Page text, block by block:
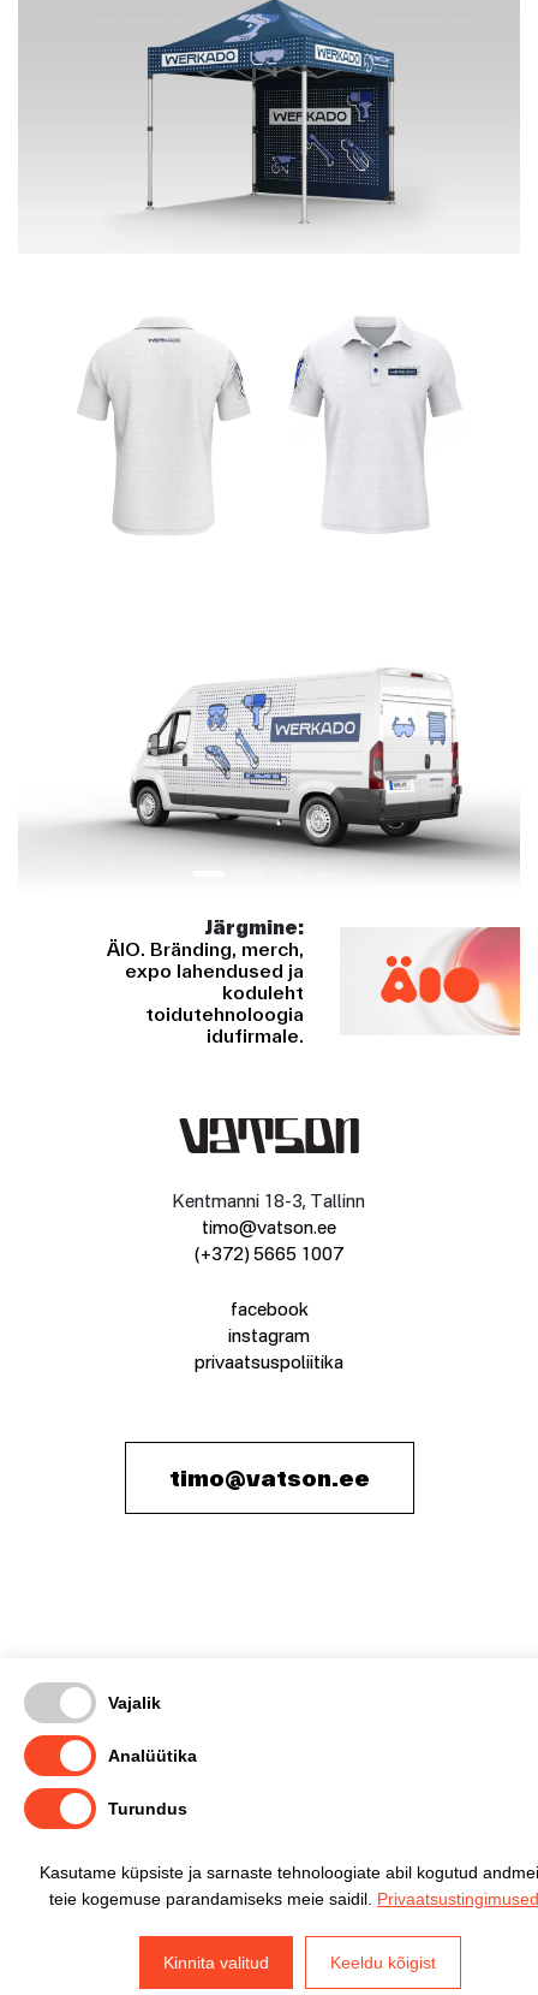
Järgmine:
ÄIO. Bränding, merch,
expo lahendused ja
koduleht
toidutehnoloogia
idufirmale.
Kentmanni 18-3, Tallinn
timo@vatson.ee
(+372) 5665 1007
facebook
instagram
privaatsuspoliitika
timo@vatson.ee
Kasutame küpsiste ja sarnaste tehnoloogiate abil kogutud
teie kogemuse parandamiseks meie saidil. Privaatsustingimused
Kinnita valitud Keeldu kõigist
Vajalik
Analüütika
Turundus